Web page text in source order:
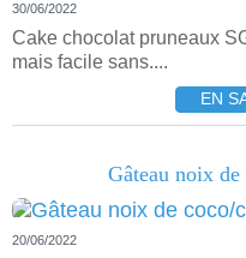
30/06/2022
Cake chocolat pruneaux
mais facile sans....
EN
Gâteau noix
20/06/2022